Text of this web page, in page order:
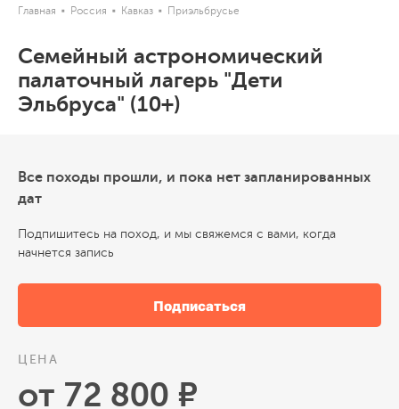
Главная Россия Кавказ Приэльбрусье
Семейный астрономический
палаточный лагерь "Дети
Эльбруса" (10+)
Все походы прошли, и пока нет запланированных
дат
Подпишитесь на поход, и мы свяжемся с вами, когда
начнется запись
Подписаться
ЦЕНА
от 72 800 ₽